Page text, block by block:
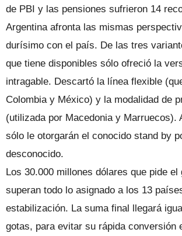
de PBI y las pensiones sufrieron 14
Argentina afronta las mismas
durísimo con el país. De las tres
que tiene disponibles sólo ofreció la
intragable. Descartó la línea flexible
Colombia y México) y la modalidad de
(utilizada por Macedonia y Marruecos).
sólo le otorgarán el conocido stand by
desconocido.
Los 30.000 millones dólares que pide el
superan todo lo asignado a los 13
estabilización. La suma final llegará
gotas, para evitar su rápida conversión